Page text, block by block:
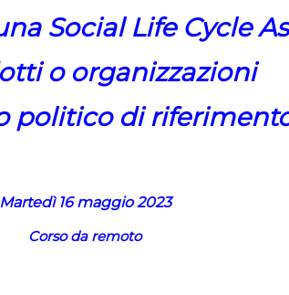
Social Life Cycle
o organizzazioni
politico di
Martedì 16 maggio 2023
Corso da remoto